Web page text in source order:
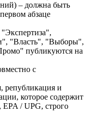
– должна быть
абзаце
"Власть", "Выборы",
публикуются на
с
републикация и
которое содержит
/ UPG, строго